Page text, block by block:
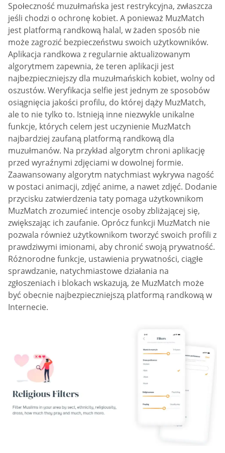
Społeczność muzułmańska jest restrykcyjna, zwłaszcza
jeśli chodzi o ochronę kobiet. A ponieważ MuzMatch
jest platformą randkową halal, w żaden sposób nie
może zagrozić bezpieczeństwu swoich użytkowników.
Aplikacja randkowa z regularnie aktualizowanym
algorytmem zapewnia, że teren aplikacji jest
najbezpieczniejszy dla muzułmańskich kobiet, wolny od
oszustów. Weryfikacja selfie jest jednym ze sposobów
osiągnięcia jakości profilu, do której dąży MuzMatch,
ale to nie tylko to. Istnieją inne niezwykle unikalne
funkcje, których celem jest uczynienie MuzMatch
najbardziej zaufaną platformą randkową dla
muzułmanów. Na przykład algorytm chroni aplikację
przed wyraźnymi zdjęciami w dowolnej formie.
Zaawansowany algorytm natychmiast wykrywa nagość
w postaci animacji, zdjęć anime, a nawet zdjęć. Dodanie
przycisku zatwierdzenia taty pomaga użytkownikom
MuzMatch zrozumieć intencje osoby zbliżającej się,
zwiększając ich zaufanie. Oprócz funkcji MuzMatch nie
pozwala również użytkownikom tworzyć swoich profili z
prawdziwymi imionami, aby chronić swoją prywatność.
Różnorodne funkcje, ustawienia prywatności, ciągłe
sprawdzanie, natychmiastowe działania na
zgłoszeniach i blokach wskazują, że MuzMatch może
być obecnie najbezpieczniejszą platformą randkową w
Internecie.